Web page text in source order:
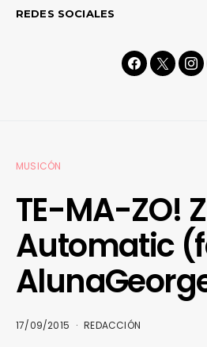
REDES SOCIALES
MUSICÓN
TE-MA-ZO!
Automatic
17/09/2015 REDACCIÓN